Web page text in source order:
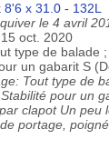
8'6 x 31.0 - 132L
le 4 avril
oct. 2020
type de balade
un gabarit S
Tout type de
pour un
clapot Un peu
portage,